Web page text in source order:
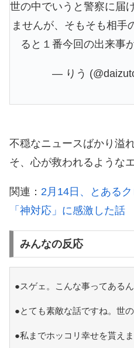
世の中でいうと警察に届
ませんが、そもそも相手
ると１番今回の出来事
— りう
不穏なニュースばかり溢
そ、心が救われるような
関連： 2月14日、とある
「神対応」に感激した話
みんなの反応
●スゲェ。こんな事ってある
●とても素敵な話ですね。世
●私までホッコリ幸せを貰え